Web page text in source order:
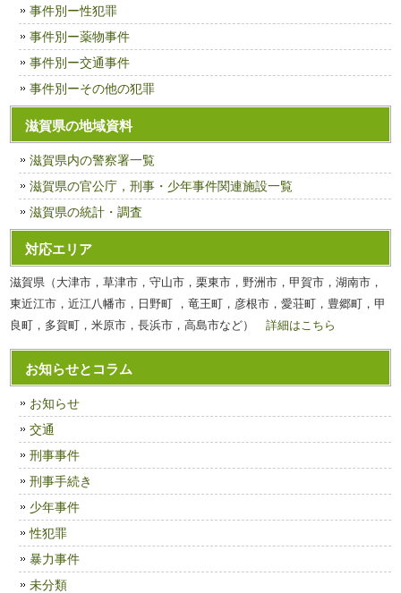
事件別ー性犯罪
事件別ー薬物事件
事件別ー交通事件
事件別ーその他の犯罪
滋賀県の地域資料
滋賀県内の警察署一覧
滋賀県の官公庁，刑事・少年事件関連施設一覧
滋賀県の統計・調査
対応エリア
滋賀県（大津市，草津市，守山市，栗東市，野洲市，甲賀市，湖南市，
東近江市，近江八幡市，日野町 ，竜王町，彦根市，愛荘町，豊郷町，甲
良町，多賀町，米原市，長浜市，高島市など）詳細はこちら
お知らせとコラム
お知らせ
交通
刑事事件
刑事手続き
少年事件
性犯罪
暴力事件
未分類